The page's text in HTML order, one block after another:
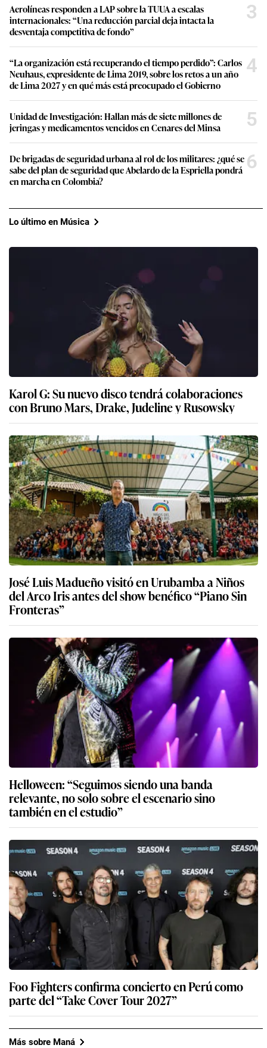
Aerolíneas responden a LAP sobre la TUUA a escalas
internacionales: “Una reducción parcial deja intacta la
desventaja competitiva de fondo”
3
“La organización está recuperando el tiempo perdido”: Carlos
Neuhaus, expresidente de Lima 2019, sobre los retos a un año
de Lima 2027 y en qué más está preocupado el Gobierno
4
Unidad de Investigación: Hallan más de siete millones de
jeringas y medicamentos vencidos en Cenares del Minsa
5
De brigadas de seguridad urbana al rol de los militares: ¿qué se
sabe del plan de seguridad que Abelardo de la Espriella pondrá
en marcha en Colombia?
6
Lo último en Música
Karol G: Su nuevo disco tendrá colaboraciones
con Bruno Mars, Drake, Judeline y Rusowsky
José Luis Madueño visitó en Urubamba a Niños
del Arco Iris antes del show benéfico “Piano Sin
Fronteras”
Helloween: “Seguimos siendo una banda
relevante, no solo sobre el escenario sino
también en el estudio”
Foo Fighters confirma concierto en Perú como
parte del “Take Cover Tour 2027”
Más sobre Maná